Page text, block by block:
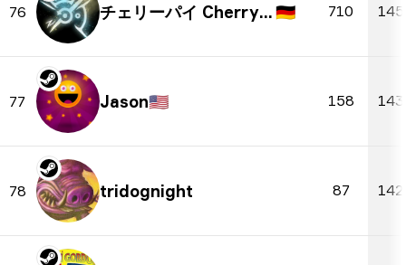
76 チェリーパイ CherryPie 🇩🇪 710
77 Jason🇺🇸 158
78 tridognight 87